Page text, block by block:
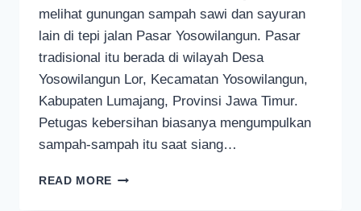
melihat gunungan sampah sawi dan sayuran
lain di tepi jalan Pasar Yosowilangun. Pasar
tradisional itu berada di wilayah Desa
Yosowilangun Lor, Kecamatan Yosowilangun,
Kabupaten Lumajang, Provinsi Jawa Timur.
Petugas kebersihan biasanya mengumpulkan
sampah-sampah itu saat siang…
READ MORE MAHASISWA